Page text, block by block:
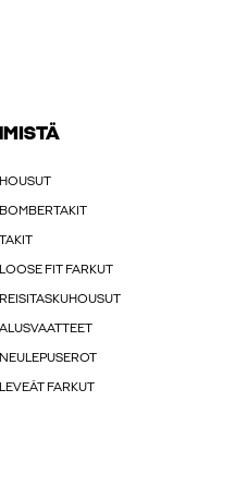
HOUSUT
BOMBERTAKIT
TAKIT
LOOSE FIT FARKUT
REISITASKUHOUSUT
ALUSVAATTEET
NEULEPUSEROT
LEVEÄT FARKUT